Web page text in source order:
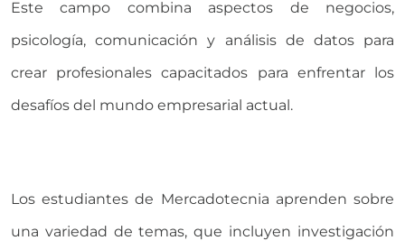
Este campo combina aspectos de negocios,
psicología, comunicación y análisis de datos para
crear profesionales capacitados para enfrentar los
desafíos del mundo empresarial actual.
Los estudiantes de Mercadotecnia aprenden sobre
una variedad de temas, que incluyen investigación